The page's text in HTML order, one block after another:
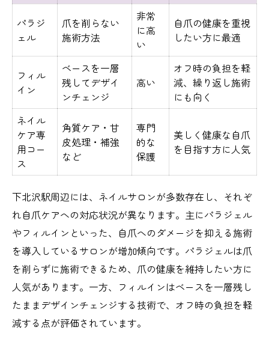
パラジ
ェル
爪を削らない
施術方法
非常
に高
い
自爪の健康を重視
したい方に最適
フィル
イン
ベースを一層
残してデザイ
ンチェンジ
高い
オフ時の負担を軽
減、繰り返し施術
にも向く
ネイル
ケア専
用コー
ス
角質ケア・甘
皮処理・補強
など
専門
的な
保護
美しく健康な自爪
を目指す方に人気
下北沢駅周辺には、ネイルサロンが多数存在し、それぞ
れ自爪ケアへの対応状況が異なります。主にパラジェル
やフィルインといった、自爪へのダメージを抑える施術
を導入しているサロンが増加傾向です。パラジェルは爪
を削らずに施術できるため、爪の健康を維持したい方に
人気があります。一方、フィルインはベースを一層残し
たままデザインチェンジする技術で、オフ時の負担を軽
減する点が評価されています。